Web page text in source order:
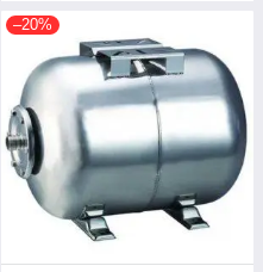
–20%